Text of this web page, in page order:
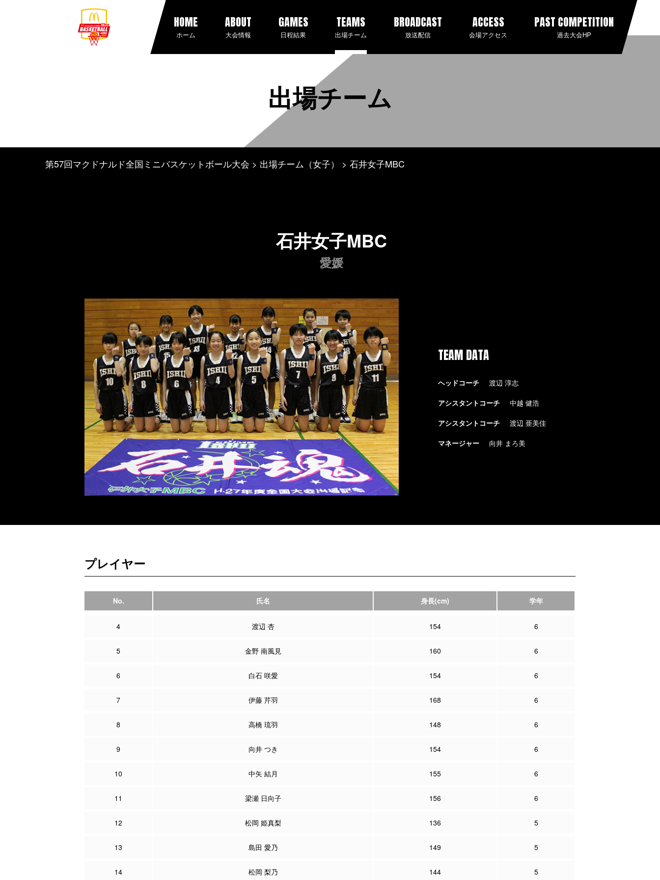
HOME
ホーム
ABOUT
大会情報
GAMES
日程結果
TEAMS
出場チーム
BROADCAST
放送配信
ACCESS
会場アクセス
PAST COMPETITION
過去大会HP
出場チーム
第57回マクドナルド全国ミニバスケットボール大会 出場チーム（女子） 石井女子MBC
石井女子MBC
愛媛
TEAM DATA
ヘッドコーチ 渡辺 淳志
アシスタントコーチ 中越 健浩
アシスタントコーチ 渡辺 亜美佳
マネージャー 向井 まろ美
プレイヤー
No. 氏名 身長(cm) 学年
4 渡辺 杏 154 6
5 金野 南風見 160 6
6 白石 咲愛 154 6
7 伊藤 芹羽 168 6
8 高橋 琉羽 148 6
9 向井 つき 154 6
10 中矢 結月 155 6
11 梁瀬 日向子 156 6
12 松岡 姫真梨 136 5
13 島田 愛乃 149 5
14 松岡 梨乃 144 5